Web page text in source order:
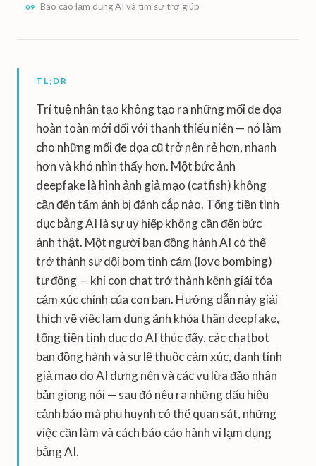
Báo cáo lạm dụng AI và tìm sự trợ giúp
TL;DR
Trí tuệ nhân tạo không tạo ra những mối đe dọa
hoàn toàn mới đối với thanh thiếu niên — nó làm
cho những mối đe dọa cũ trở nên rẻ hơn, nhanh
hơn và khó nhìn thấy hơn. Một bức ảnh
deepfake là hình ảnh giả mạo (catfish) không
cần đến tấm ảnh bị đánh cắp nào. Tống tiền tình
dục bằng AI là sự uy hiếp không cần đến bức
ảnh thật. Một người bạn đồng hành AI có thể
trở thành sự dội bom tình cảm (love bombing)
tự động — khi con chat trở thành kênh giải tỏa
cảm xúc chính của con bạn. Hướng dẫn này giải
thích về việc lạm dụng ảnh khỏa thân deepfake,
tống tiền tình dục do AI thúc đẩy, các chatbot
bạn đồng hành và sự lệ thuộc cảm xúc, danh tính
giả mạo do AI dựng nên và các vụ lừa đảo nhân
bản giọng nói — sau đó nêu ra những dấu hiệu
cảnh báo mà phụ huynh có thể quan sát, những
việc cần làm và cách báo cáo hành vi lạm dụng
bằng AI.